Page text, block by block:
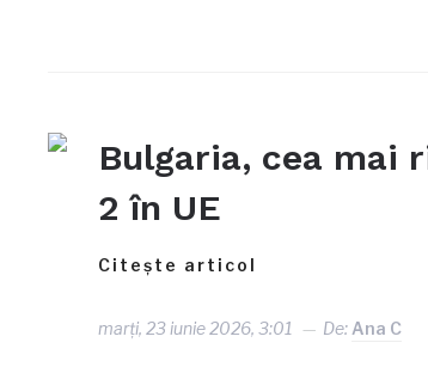
Bulgaria, cea mai
2 în UE
Citește articol
marți, 23 iunie 2026, 3:01 De: Ana C